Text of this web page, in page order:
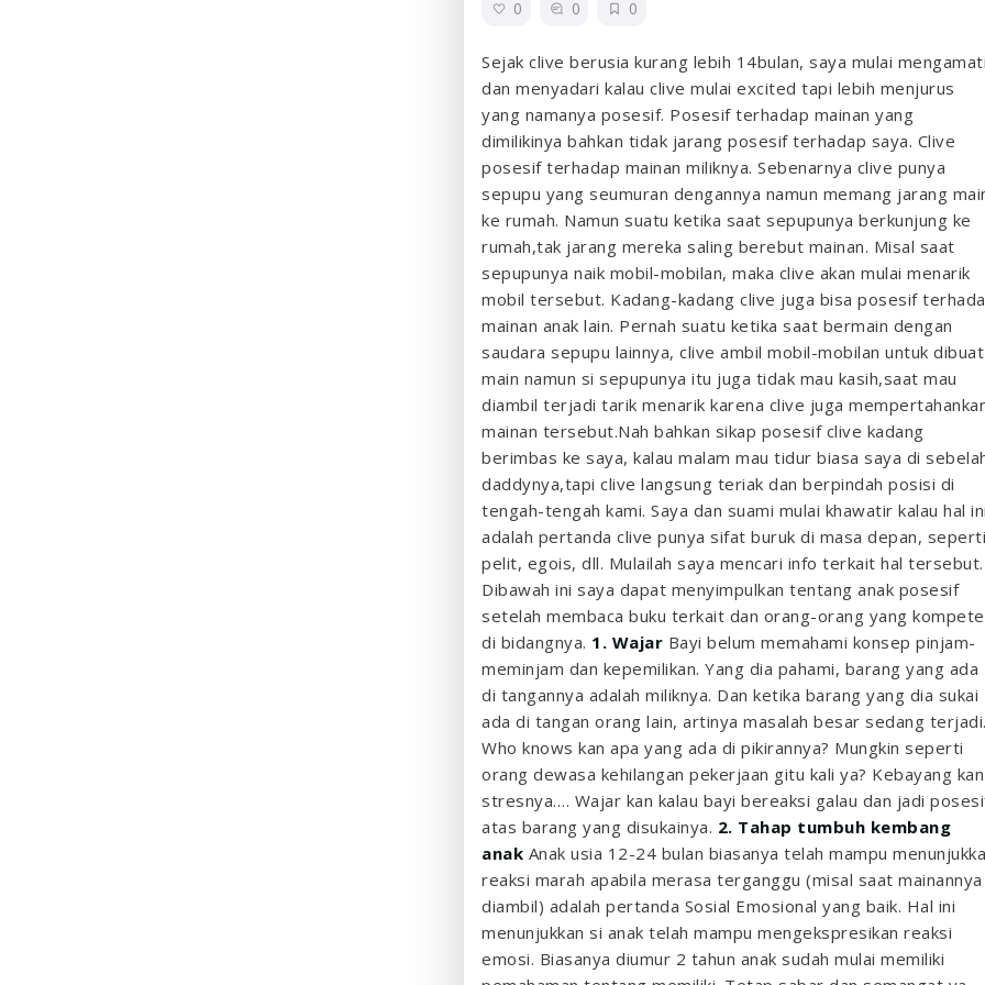
0 0 0
Sejak clive berusia kurang lebih 14bulan, saya mulai mengamati
dan menyadari kalau clive mulai excited tapi lebih menjurus
yang namanya posesif. Posesif terhadap mainan yang
dimilikinya bahkan tidak jarang posesif terhadap saya. Clive
posesif terhadap mainan miliknya. Sebenarnya clive punya
sepupu yang seumuran dengannya namun memang jarang
ke rumah. Namun suatu ketika saat sepupunya berkunjung ke
rumah,tak jarang mereka saling berebut mainan. Misal saat
sepupunya naik mobil-mobilan, maka clive akan mulai menarik
mobil tersebut. Kadang-kadang clive juga bisa posesif
mainan anak lain. Pernah suatu ketika saat bermain dengan
saudara sepupu lainnya, clive ambil mobil-mobilan untuk dibuat
main namun si sepupunya itu juga tidak mau kasih,saat mau
diambil terjadi tarik menarik karena clive juga
mainan tersebut.Nah bahkan sikap posesif clive kadang
berimbas ke saya, kalau malam mau tidur biasa saya di
daddynya,tapi clive langsung teriak dan berpindah posisi di
tengah-tengah kami. Saya dan suami mulai khawatir kalau hal ini
adalah pertanda clive punya sifat buruk di masa depan, seperti
pelit, egois, dll. Mulailah saya mencari info terkait hal tersebut.
Dibawah ini saya dapat menyimpulkan tentang anak posesif
setelah membaca buku terkait dan orang-orang yang
di bidangnya. 1. Wajar Bayi belum memahami konsep pinjam-
meminjam dan kepemilikan. Yang dia pahami, barang yang ada
di tangannya adalah miliknya. Dan ketika barang yang dia sukai
ada di tangan orang lain, artinya masalah besar sedang terjadi.
Who knows kan apa yang ada di pikirannya? Mungkin seperti
orang dewasa kehilangan pekerjaan gitu kali ya? Kebayang kan
stresnya…. Wajar kan kalau bayi bereaksi galau dan jadi
atas barang yang disukainya. 2. Tahap tumbuh kembang
anak Anak usia 12-24 bulan biasanya telah mampu
reaksi marah apabila merasa terganggu (misal saat mainannya
diambil) adalah pertanda Sosial Emosional yang baik. Hal ini
menunjukkan si anak telah mampu mengekspresikan reaksi
emosi. Biasanya diumur 2 tahun anak sudah mulai memiliki